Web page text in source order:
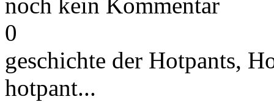
0
geschichte der Hotpants,
hotpant...